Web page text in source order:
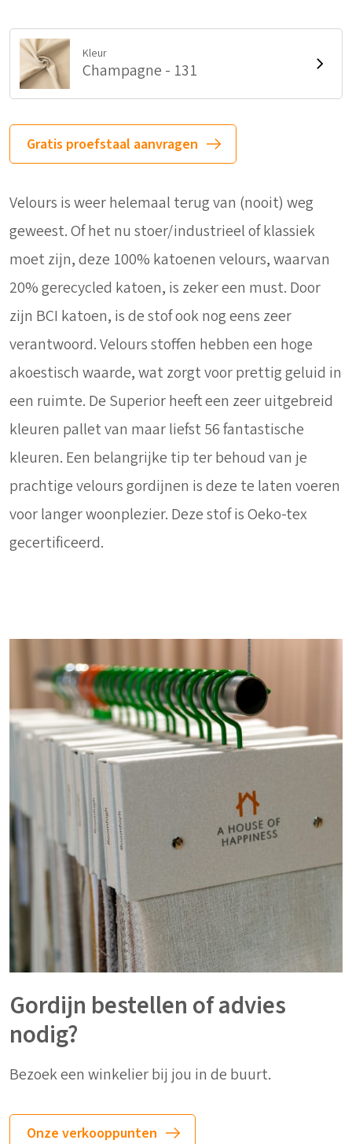
Kleur
Champagne - 131
Gratis proefstaal aanvragen
Velours is weer helemaal terug van (nooit) weg
geweest. Of het nu stoer/industrieel of klassiek
moet zijn, deze 100% katoenen velours, waarvan
20% gerecycled katoen, is zeker een must. Door
zijn BCI katoen, is de stof ook nog eens zeer
verantwoord. Velours stoffen hebben een hoge
akoestisch waarde, wat zorgt voor prettig geluid in
een ruimte. De Superior heeft een zeer uitgebreid
kleuren pallet van maar liefst 56 fantastische
kleuren. Een belangrijke tip ter behoud van je
prachtige velours gordijnen is deze te laten voeren
voor langer woonplezier. Deze stof is Oeko-tex
gecertificeerd.
Gordijn bestellen of advies
nodig?
Bezoek een winkelier bij jou in de buurt.
Onze verkooppunten